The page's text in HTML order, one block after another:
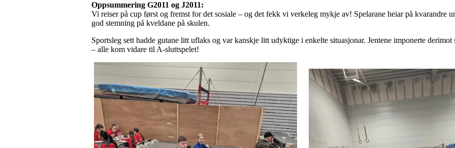
Oppsummering G2011 og J2011:
Vi reiser på cup først og fremst for det sosiale – og det fekk vi verkeleg mykje av! Spelarane heiar på kvarandre
god stemning på kveldane på skulen.
Sportsleg sett hadde gutane litt uflaks og var kanskje litt udyktige i enkelte situasjonar. Jentene imponerte
– alle kom vidare til A-sluttspelet!